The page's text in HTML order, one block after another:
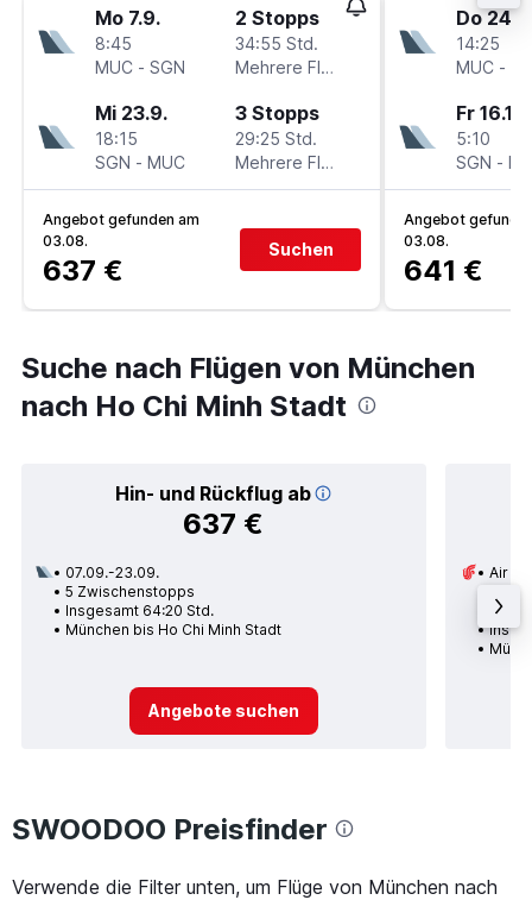
Mo 7.9.
8:45
MUC - SGN
2 Stopps
34:55 Std.
Mehrere Fluglinien
Mi 23.9.
18:15
SGN - MUC
3 Stopps
29:25 Std.
Mehrere Fluglinien
Angebot gefunden am
03.08.
637 €
Suchen
Do
14:25
MUC -
Fr 16.10.
5:10
SGN -
Angebot
03.08.
641 €
Suche nach Flügen von München
nach Ho Chi Minh Stadt
Hin- und Rückflug ab
637 €
07.09.-23.09.
5 Zwischenstopps
Insgesamt 64:20 Std.
München bis Ho Chi Minh Stadt
Angebote suchen
Air
1
SWOODOO Preisfinder
Verwende die Filter unten, um Flüge von München nach